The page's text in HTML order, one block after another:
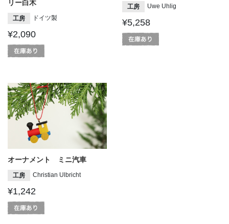
リー白木
工房 ドイツ製
¥2,090
工房 Uwe Uhlig
¥5,258
オーナメント ミニ汽車
工房 Christian Ulbricht
¥1,242